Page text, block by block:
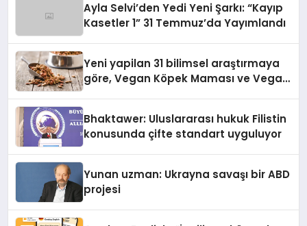
Ayla Selvi’den Yedi Yeni Şarkı: “Kayıp
Kasetler 1” 31 Temmuz’da Yayımlandı
Yeni yapilan 31 bilimsel araştırmaya
göre, Vegan Köpek Maması ve Vegan
Bhaktawer: Uluslararası hukuk Filistin
konusunda çifte standart uyguluyor
Yunan uzman: Ukrayna savaşı bir ABD
projesi